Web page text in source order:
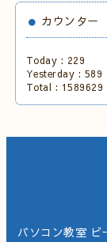
カウンター
Today : 229
Yesterday : 589
Total : 1589629
パソコン教室 ビ